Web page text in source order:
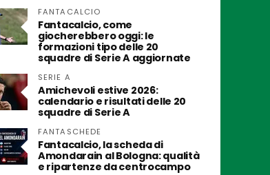
FANTACALCIO
Fantacalcio, come
giocherebbero oggi: le
formazioni tipo delle 20
squadre di Serie A aggiornate
SERIE A
Amichevoli estive 2026:
calendario e risultati delle 20
squadre di Serie A
FANTASCHEDE
Fantacalcio, la scheda di
Amondarain al Bologna: qualità
e ripartenze da centrocampo